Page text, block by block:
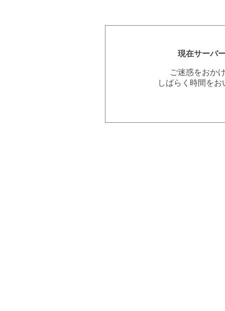
現在サーバ
ご迷惑をおか
しばらく時間を